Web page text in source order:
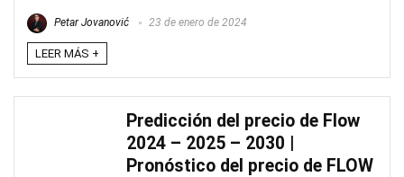
Petar Jovanović 23 de enero de 2024
LEER MÁS +
Predicción del precio de Flow
2024 – 2025 – 2030 |
Pronóstico del precio de FLOW